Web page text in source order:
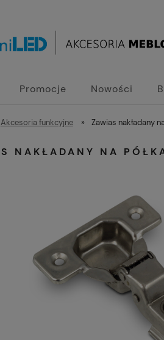
Promocje Nowości
Akcesoria funkcyjne » Zawias nakładany
NAKŁADANY NA